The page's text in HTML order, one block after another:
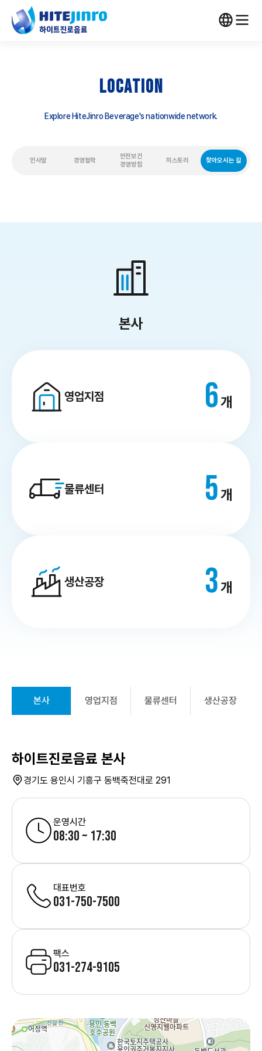
LOCATION
Explore HiteJinro Beverage's nationwide network.
인사말 경영철학
안전보건
경영방침
히스토리 찾아오시는 길
본사
영업지점 6개
물류센터 5개
생산공장 3개
본사 영업지점 물류센터 생산공장
하이트진로음료 본사
경기도 용인시 기흥구 동백죽전대로 291
운영시간
08:30 ~ 17:30
대표번호
031-750-7500
팩스
031-274-9105